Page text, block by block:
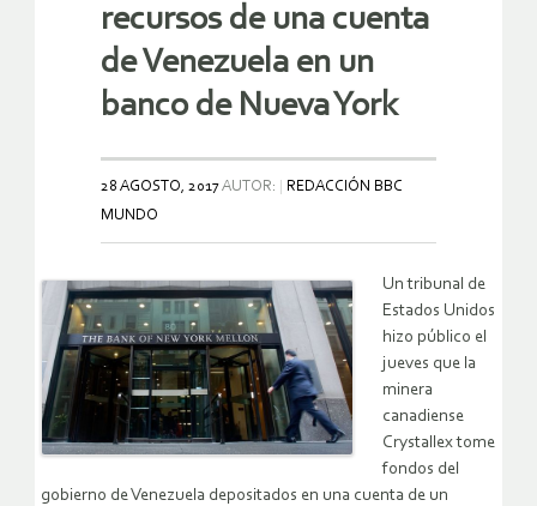
recursos de una cuenta
de Venezuela en un
banco de Nueva York
28 AGOSTO, 2017AUTOR:
REDACCIÓN BBC
MUNDO
Un tribunal de
Estados Unidos
hizo público el
jueves que la
minera
canadiense
Crystallex tome
fondos del
gobierno de Venezuela depositados en una cuenta de un